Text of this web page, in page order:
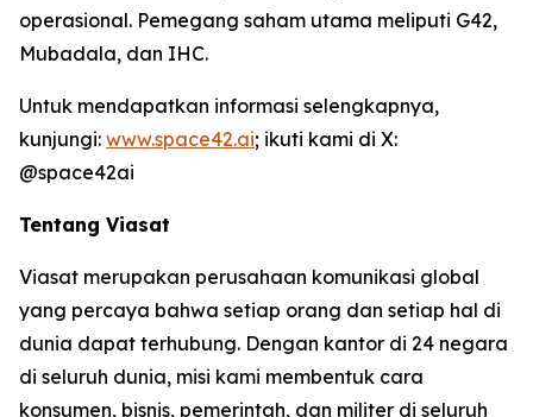
operasional. Pemegang saham utama meliputi G42,
Mubadala, dan IHC.
Untuk mendapatkan informasi selengkapnya,
kunjungi: www.space42.ai; ikuti kami di X:
@space42ai
Tentang Viasat
Viasat merupakan perusahaan komunikasi global
yang percaya bahwa setiap orang dan setiap hal di
dunia dapat terhubung. Dengan kantor di 24 negara
di seluruh dunia, misi kami membentuk cara
konsumen, bisnis, pemerintah, dan militer di seluruh